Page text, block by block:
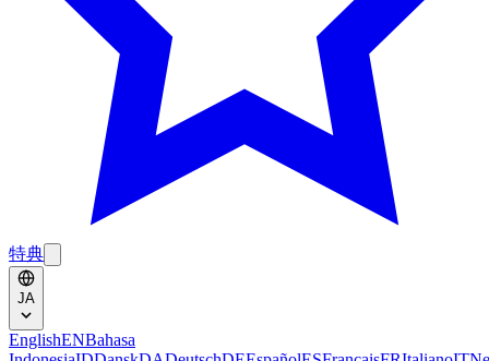
特典
JA
EnglishENBahasa